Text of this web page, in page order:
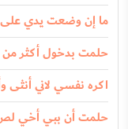
ما إن وضعت يدي على
حلمت بدخول أكثر من
اكره نفسي لاني
حلمت أن ببي أخي